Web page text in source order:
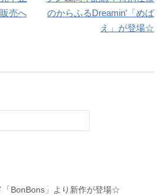
売へ
のからふるDreamin’「めば
え」が登場☆
「BonBons」より新作が登場☆